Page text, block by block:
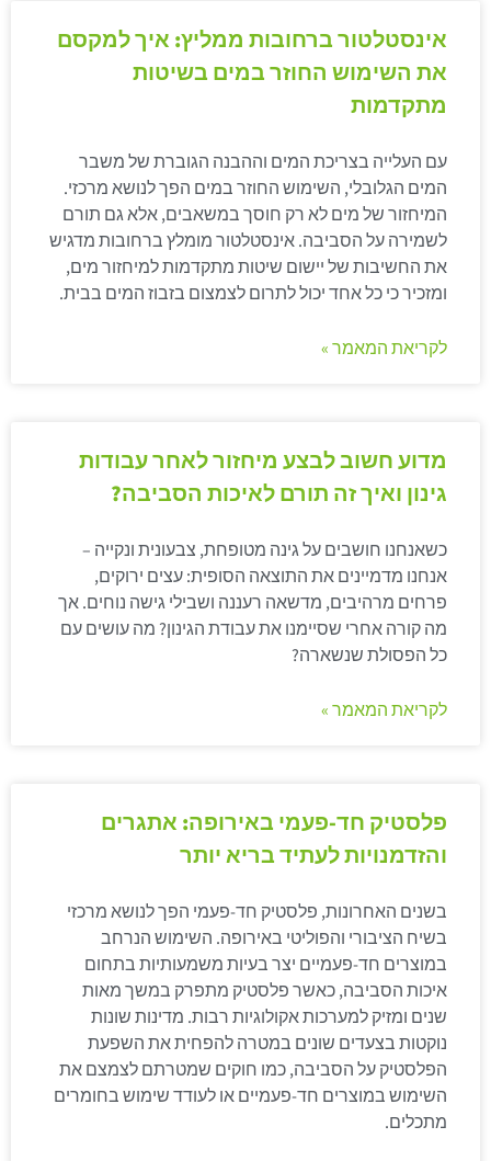
אינסטלטור ברחובות ממליץ: איך למקסם
את השימוש החוזר במים בשיטות
מתקדמות
עם העלייה בצריכת המים וההבנה הגוברת של משבר
המים הגלובלי, השימוש החוזר במים הפך לנושא מרכזי.
המיחזור של מים לא רק חוסך במשאבים, אלא גם תורם
לשמירה על הסביבה. אינסטלטור מומלץ ברחובות מדגיש
את החשיבות של יישום שיטות מתקדמות למיחזור מים,
ומזכיר כי כל אחד יכול לתרום לצמצום בזבוז המים בבית.
לקריאת המאמר »
מדוע חשוב לבצע מיחזור לאחר עבודות
גינון ואיך זה תורם לאיכות הסביבה?
כשאנחנו חושבים על גינה מטופחת, צבעונית ונקייה –
אנחנו מדמיינים את התוצאה הסופית: עצים ירוקים,
פרחים מרהיבים, מדשאה רעננה ושבילי גישה נוחים. אך
מה קורה אחרי שסיימנו את עבודת הגינון? מה עושים עם
כל הפסולת שנשארה?
לקריאת המאמר »
פלסטיק חד-פעמי באירופה: אתגרים
והזדמנויות לעתיד בריא יותר
בשנים האחרונות, פלסטיק חד-פעמי הפך לנושא מרכזי
בשיח הציבורי והפוליטי באירופה. השימוש הנרחב
במוצרים חד-פעמיים יצר בעיות משמעותיות בתחום
איכות הסביבה, כאשר פלסטיק מתפרק במשך מאות
שנים ומזיק למערכות אקולוגיות רבות. מדינות שונות
נוקטות בצעדים שונים במטרה להפחית את השפעת
הפלסטיק על הסביבה, כמו חוקים שמטרתם לצמצם את
השימוש במוצרים חד-פעמיים או לעודד שימוש בחומרים
מתכלים.